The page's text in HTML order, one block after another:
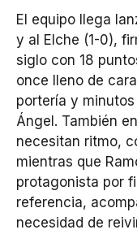
El equipo llega
y al Elche (1-0),
siglo con 18
once lleno de
portería y
Ángel. También
necesitan ritmo,
mientras que
protagonista por
referencia,
necesidad de